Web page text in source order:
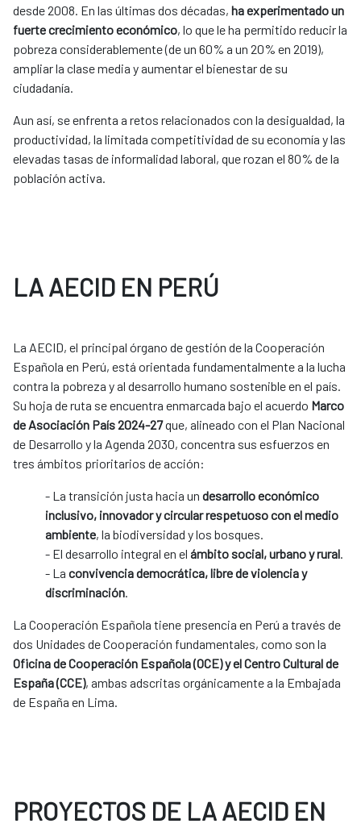
desde 2008. En las últimas dos décadas, ha experimentado un
fuerte crecimiento económico, lo que le ha permitido reducir la
pobreza considerablemente (de un 60% a un 20% en 2019),
ampliar la clase media y aumentar el bienestar de su
ciudadanía.
Aun así, se enfrenta a retos relacionados con la desigualdad, la
productividad, la limitada competitividad de su economía y las
elevadas tasas de informalidad laboral, que rozan el 80% de la
población activa.
LA AECID EN PERÚ
La AECID, el principal órgano de gestión de la Cooperación
Española en Perú, está orientada fundamentalmente a la lucha
contra la pobreza y al desarrollo humano sostenible en el país.
Su hoja de ruta se encuentra enmarcada bajo el acuerdo Marco
de Asociación País 2024-27que, alineado con el Plan Nacional
de Desarrollo y la Agenda 2030, concentra sus esfuerzos en
tres ámbitos prioritarios de acción:
- La transición justa hacia un desarrollo económico
inclusivo, innovador y circular respetuoso con el medio
ambiente, la biodiversidad y los bosques.
- El desarrollo integral en el ámbito social, urbano y rural.
- La convivencia democrática, libre de violencia y
discriminación.
La Cooperación Española tiene presencia en Perú a través de
dos Unidades de Cooperación fundamentales, como son la
Oficina de Cooperación Española (OCE) y el Centro Cultural de
España (CCE), ambas adscritas orgánicamente a la Embajada
de España en Lima.
PROYECTOS DE LA AECID EN